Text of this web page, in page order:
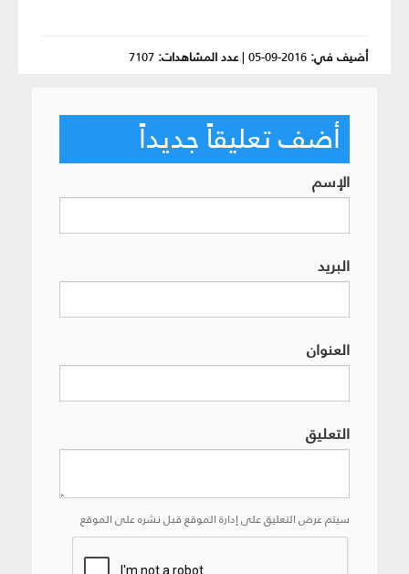
أضيف في: 2016-09-05
|عدد المشاهدات: 7107
أضف تعليقاً جديداً
الإسم
البريد
العنوان
التعليق
سيتم عرض التعليق على إدارة الموقع قبل نشره على الموقع